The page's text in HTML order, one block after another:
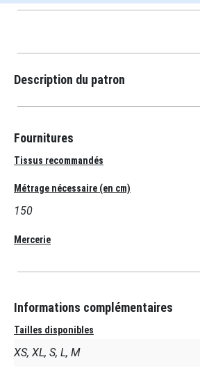
Description du patron
Fournitures
Tissus recommandés
Métrage nécessaire (en cm)
150
Mercerie
Informations complémentaires
Tailles disponibles
XS, XL, S, L, M